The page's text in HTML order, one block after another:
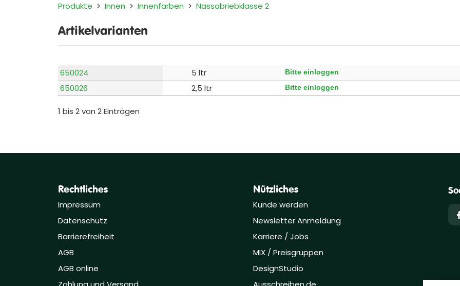
Produkte > Innen > Innenfarben > Nassabriebklasse 2
Artikelvarianten
650024 5 ltr Bitte einloggen
650026 2,5 ltr Bitte einloggen
1 bis 2 von 2 Einträgen
Rechtliches
Impressum
Datenschutz
Barrierefreiheit
AGB
AGB online
Nützliches
Kunde werden
Newsletter Anmeldung
Karriere / Jobs
MIX / Preisgruppen
DesignStudio